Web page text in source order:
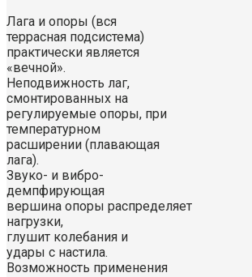
Лага и опоры (вся
террасная подсистема)
практически является
«вечной».
Неподвижность лаг,
смонтированных на
регулируемые опоры, при
температурном
расширении (плавающая
лага).
Звуко- и вибро-
демпфирующая
вершина опоры распределяет
нагрузки,
глушит колебания и
удары с настила.
Возможность применения